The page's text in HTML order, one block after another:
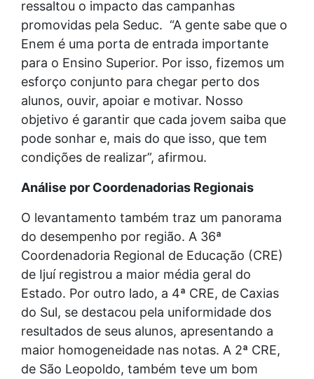
ressaltou o impacto das campanhas
promovidas pela Seduc. “A gente sabe que o
Enem é uma porta de entrada importante
para o Ensino Superior. Por isso, fizemos um
esforço conjunto para chegar perto dos
alunos, ouvir, apoiar e motivar. Nosso
objetivo é garantir que cada jovem saiba que
pode sonhar e, mais do que isso, que tem
condições de realizar”, afirmou.
Análise por Coordenadorias Regionais
O levantamento também traz um panorama
do desempenho por região. A 36ª
Coordenadoria Regional de Educação (CRE)
de Ijuí registrou a maior média geral do
Estado. Por outro lado, a 4ª CRE, de Caxias
do Sul, se destacou pela uniformidade dos
resultados de seus alunos, apresentando a
maior homogeneidade nas notas. A 2ª CRE,
de São Leopoldo, também teve um bom